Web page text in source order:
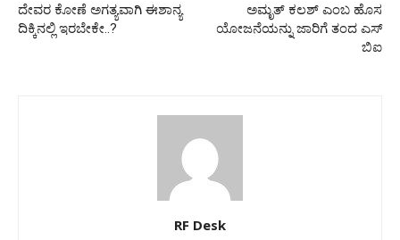
ದೇವರ ಕೋಣೆ ಅಗತ್ಯವಾಗಿ ಈಶಾನ್ಯ
ದಿಕ್ಕಿನಲ್ಲಿ ಇರಬೇಕೇ..?
ಅಮೃತ್ ಕಲಶ್ ಎಂಬ ಹೊಸ
ಯೋಜನೆಯನ್ನು ಜಾರಿಗೆ ತಂದ ಎಸ್
ಬಿಐ
RF Desk